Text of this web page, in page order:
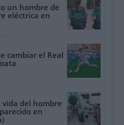
un hombre de
eléctrica en
cambiar el Real
del hombre
en